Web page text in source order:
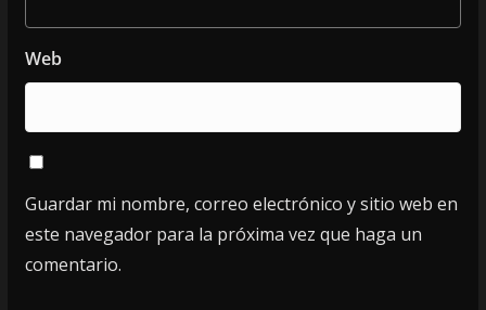
Web
Guardar mi nombre, correo electrónico y sitio web en
este navegador para la próxima vez que haga un
comentario.